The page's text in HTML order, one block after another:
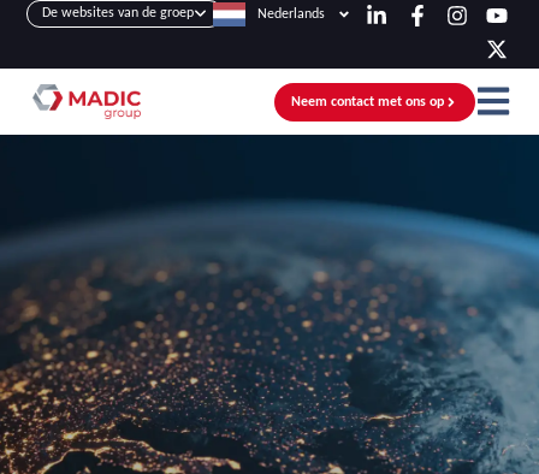
De websites van de groep Nederlands
Neem contact met ons op